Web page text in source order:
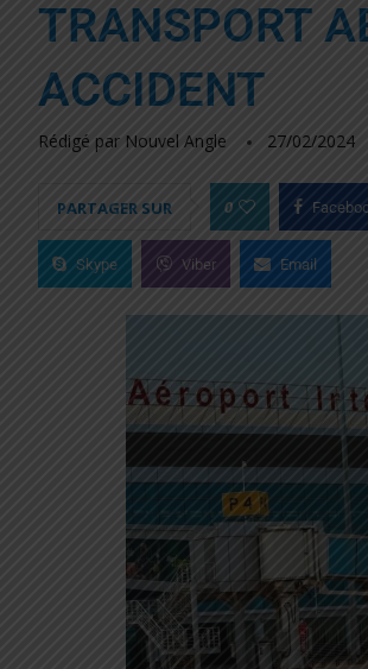
TRANSPORT
ACCIDENT
Rédigé par Nouvel Angle 27/02/2024
PARTAGER SUR 0
Skype Viber Email